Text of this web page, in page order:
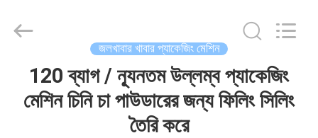
জলখাবার খাবার প্যাকেজিং মেশিন
120 ব্যাগ / ন্যূনতম উল্লম্ব প্যাকেজিং
মেশিন চিনি চা পাউডারের জন্য ফিলিং সিলিং
তৈরি করে